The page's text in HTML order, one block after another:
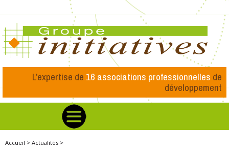
L’expertise de 16 associations professionnelles de
développement
Accueil > Actualités >